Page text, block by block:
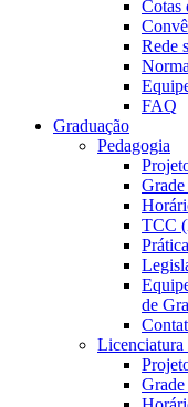
Cotas
Rede
FAQ
Graduação
Pedagogia
TCC
de
Licenciatura